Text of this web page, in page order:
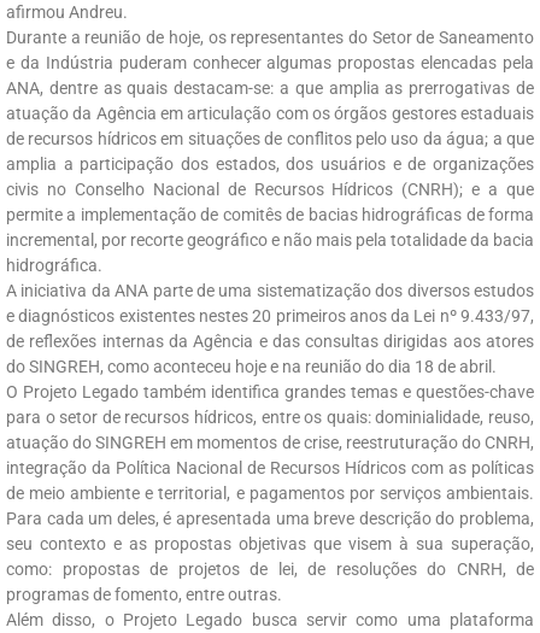
afirmou Andreu.
Durante a reunião de hoje, os representantes do Setor de Saneamento
e da Indústria puderam conhecer algumas propostas elencadas pela
ANA, dentre as quais destacam-se: a que amplia as prerrogativas de
atuação da Agência em articulação com os órgãos gestores estaduais
de recursos hídricos em situações de conflitos pelo uso da água; a que
amplia a participação dos estados, dos usuários e de organizações
civis no Conselho Nacional de Recursos Hídricos (CNRH); e a que
permite a implementação de comitês de bacias hidrográficas de forma
incremental, por recorte geográfico e não mais pela totalidade da bacia
hidrográfica.
A iniciativa da ANA parte de uma sistematização dos diversos estudos
e diagnósticos existentes nestes 20 primeiros anos da Lei nº 9.433/97,
de reflexões internas da Agência e das consultas dirigidas aos atores
do SINGREH, como aconteceu hoje e na reunião do dia 18 de abril.
O Projeto Legado também identifica grandes temas e questões-chave
para o setor de recursos hídricos, entre os quais: dominialidade, reuso,
atuação do SINGREH em momentos de crise, reestruturação do CNRH,
integração da Política Nacional de Recursos Hídricos com as políticas
de meio ambiente e territorial, e pagamentos por serviços ambientais.
Para cada um deles, é apresentada uma breve descrição do problema,
seu contexto e as propostas objetivas que visem à sua superação,
como: propostas de projetos de lei, de resoluções do CNRH, de
programas de fomento, entre outras.
Além disso, o Projeto Legado busca servir como uma plataforma